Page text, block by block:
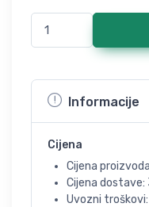
Informacije
Cijena
Cijena
Cijena dostave:
Uvozni troškovi: